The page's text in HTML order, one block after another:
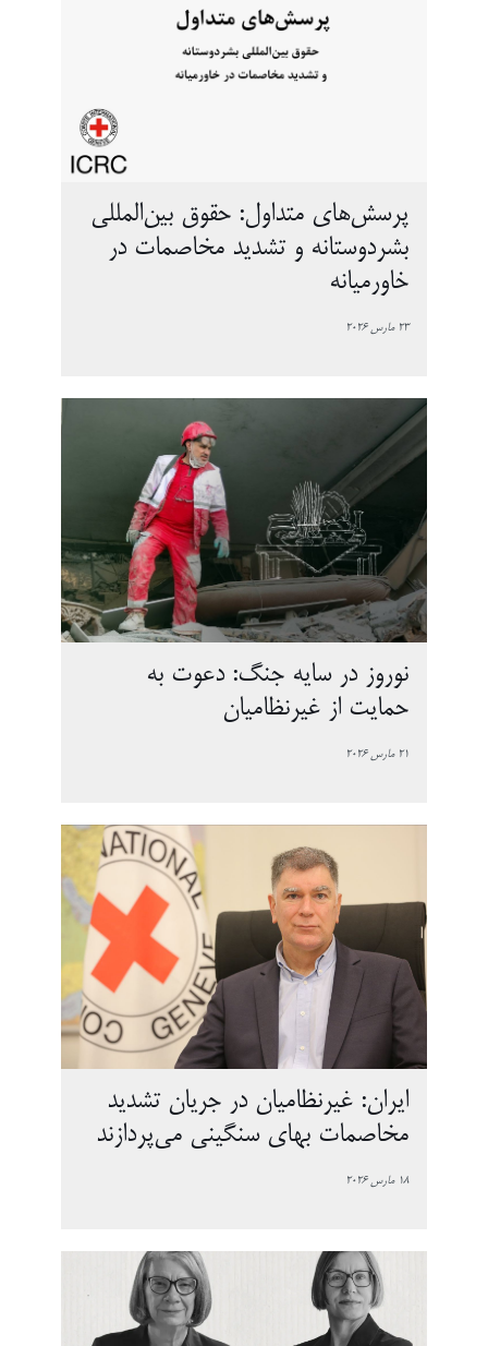
پرسش‌های متداول: حقوق بین‌المللی
بشردوستانه و تشدید مخاصمات در
خاورمیانه
23 مارس 2026
نوروز در سایه جنگ: دعوت به
حمایت از غیرنظامیان
21 مارس 2026
ایران: غیرنظامیان در جریان تشدید
مخاصمات بهای سنگینی می‌پردازند
18 مارس 2026